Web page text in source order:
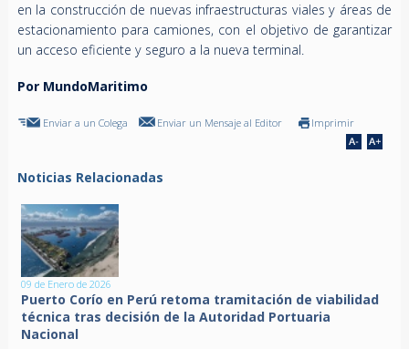
en la construcción de nuevas infraestructuras viales y áreas de
estacionamiento para camiones, con el objetivo de garantizar
un acceso eficiente y seguro a la nueva terminal.
Por MundoMaritimo
Enviar a un Colega Enviar un Mensaje al Editor Imprimir
Noticias Relacionadas
09 de Enero de 2026
Puerto Corío en Perú retoma tramitación de viabilidad
técnica tras decisión de la Autoridad Portuaria
Nacional